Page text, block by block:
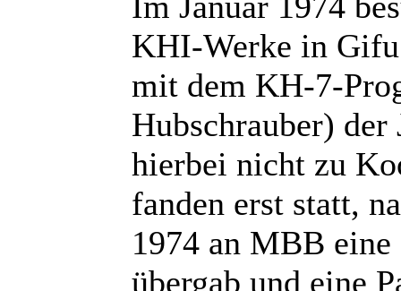
KHI-Werke in
mit dem KH-7-
Hubschrauber)
hierbei nicht zu
fanden erst statt,
1974 an MBB
übergab und eine